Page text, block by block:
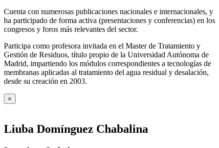
Cuenta con numerosas publicaciones nacionales e internacionales, y
ha participado de forma activa (presentaciones y conferencias) en los
congresos y foros más relevantes del sector.
Participa como profesora invitada en el Master de Tratamiento y
Gestión de Residuos, título propio de la Universidad Autónoma de
Madrid, impartiendo los módulos correspondientes a tecnologías de
membranas aplicadas al tratamiento del agua residual y desalación,
desde su creación en 2003.
×
Liuba Domínguez Chabalina